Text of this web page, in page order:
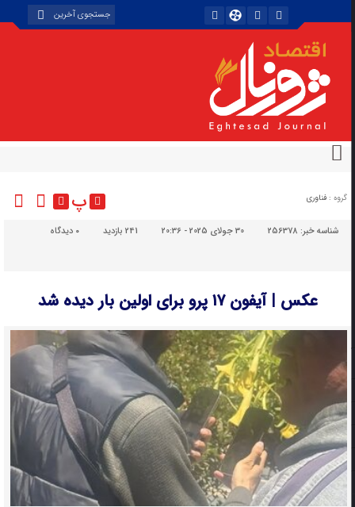
گروه : فناوری پ
شناسه خبر:256378 30 جولای 2025 - 20:36 241 بازدید دیدگاه
عکس | آیفون ۱۷ پرو برای اولین بار دیده شد